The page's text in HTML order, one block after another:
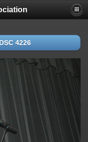
DSC 4226